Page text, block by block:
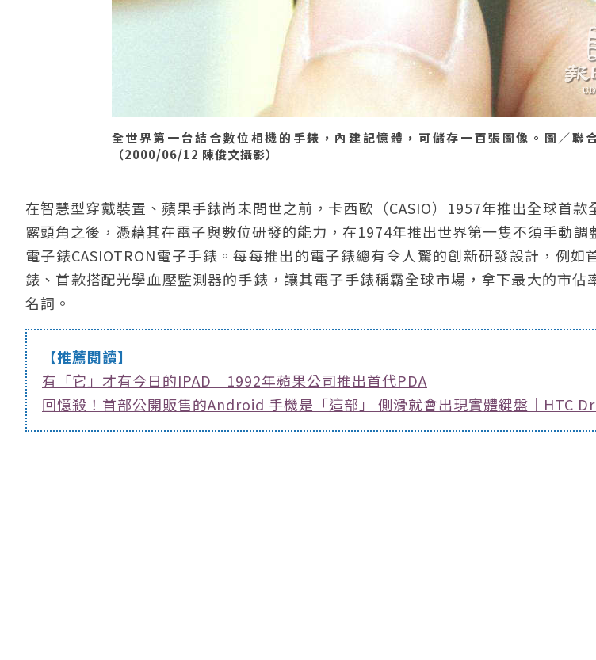
全世界第一台結合數位相機的手錶，內建記憶體，可儲存一百張圖像。圖／聯
（2000/06/12 陳俊文攝影）
在智慧型穿戴裝置、蘋果手錶尚未問世之前，卡西歐（CASIO）1957年推出全球首款
露頭角之後，憑藉其在電子與數位研發的能力，在1974年推出世界第一隻不須手動調
電子錶CASIOTRON電子手錶。每每推出的電子錶總有令人驚的創新研發設計，例如
錶、首款搭配光學血壓監測器的手錶，讓其電子手錶稱霸全球市場，拿下最大的市佔
名詞。
【推薦閱讀】
有「它」才有今日的IPAD 1992年蘋果公司推出首代PDA
回憶殺！首部公開販售的Android 手機是「這部」 側滑就會出現實體鍵盤｜HTC